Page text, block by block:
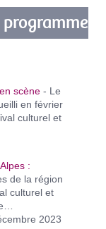
scène - Le
en février
culturel et
:
de la région
culturel et
2023